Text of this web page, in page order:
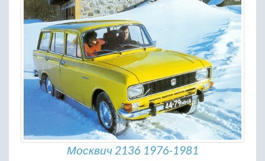
Москвич 2136 1976-1981